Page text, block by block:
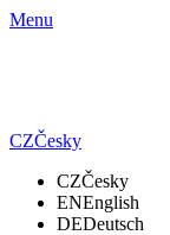
Menu
CZČesky
CZČesky
ENEnglish
DEDeutsch